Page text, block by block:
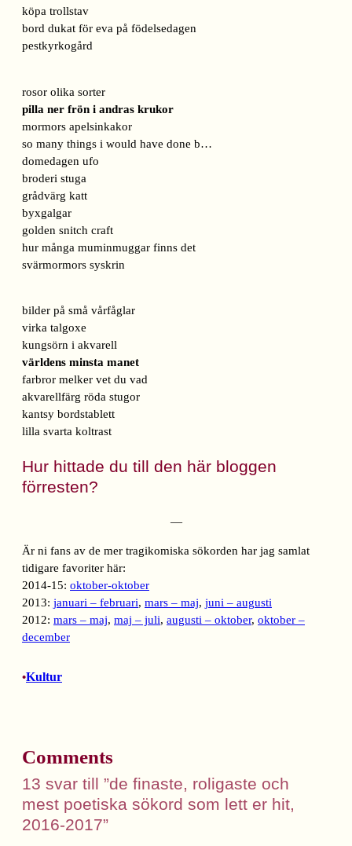
köpa trollstav
bord dukat för eva på födelsedagen
pestkyrkogård
rosor olika sorter
pilla ner frön i andras krukor
mormors apelsinkakor
so many things i would have done b…
domedagen ufo
broderi stuga
grådvärg katt
byxgalgar
golden snitch craft
hur många muminmuggar finns det
svärmormors syskrin
bilder på små vårfåglar
virka talgoxe
kungsörn i akvarell
världens minsta manet
farbror melker vet du vad
akvarellfärg röda stugor
kantsy bordstablett
lilla svarta koltrast
Hur hittade du till den här bloggen
förresten?
—
Är ni fans av de mer tragikomiska sökorden har jag samlat
tidigare favoriter här:
2014-15: oktober-oktober
2013: januari – februari, mars – maj, juni – augusti
2012: mars – maj, maj – juli, augusti – oktober, oktober –
december
•Kultur
Comments
13 svar till ”de finaste, roligaste och
mest poetiska sökord som lett er hit,
2016-2017”